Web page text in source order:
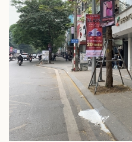
Thế giới
Quan sát